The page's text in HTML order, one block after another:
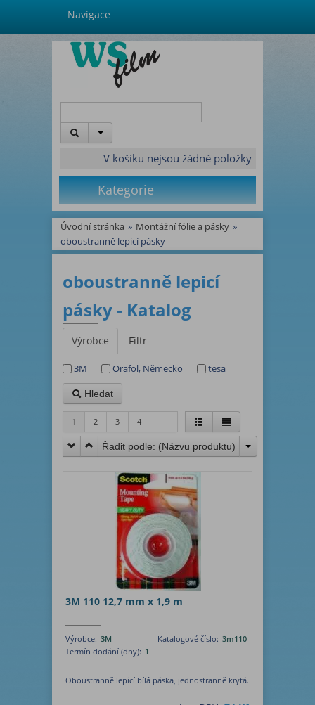
Navigace
V košíku nejsou žádné položky
Kategorie
Úvodní stránka » Montážní fólie a pásky »
oboustranně lepicí pásky
oboustranně lepicí
pásky - Katalog
Výrobce Filtr
3M Orafol, Německo tesa
Hledat
1 2 3 4
Řadit podle: (Názvu produktu)
3M 110 12,7 mm x 1,9 m
Výrobce: 3M Katalogové číslo: 3m110
Termín dodání (dny): 1
Oboustranně lepicí bílá páska, jednostranně krytá.